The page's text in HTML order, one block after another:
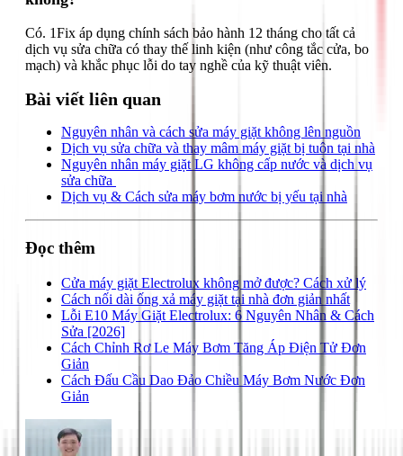
Có. 1Fix áp dụng chính sách bảo hành 12 tháng cho tất cả
dịch vụ sửa chữa có thay thế linh kiện (như công tắc cửa, bo
mạch) và khắc phục lỗi do tay nghề của kỹ thuật viên.
Bài viết liên quan
Nguyên nhân và cách sửa máy giặt không lên nguồn
Dịch vụ sửa chữa và thay mâm máy giặt bị tuôn tại nhà
Nguyên nhân máy giặt LG không cấp nước và dịch vụ
sửa chữa
Dịch vụ & Cách sửa máy bơm nước bị yếu tại nhà
Đọc thêm
Cửa máy giặt Electrolux không mở được? Cách xử lý
Cách nối dài ống xả máy giặt tại nhà đơn giản nhất
Lỗi E10 Máy Giặt Electrolux: 6 Nguyên Nhân & Cách
Sửa [2026]
Cách Chỉnh Rơ Le Máy Bơm Tăng Áp Điện Tử Đơn
Giản
Cách Đấu Cầu Dao Đảo Chiều Máy Bơm Nước Đơn
Giản